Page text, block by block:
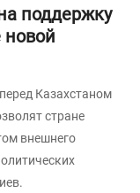
поддержку
новой
Казахстаном
стране
внешнего